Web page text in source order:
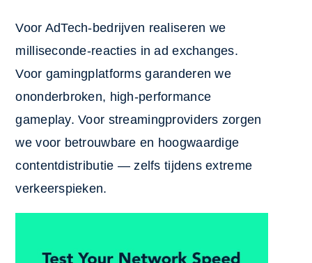
Voor AdTech-bedrijven realiseren we
milliseconde-reacties in ad exchanges.
Voor gamingplatforms garanderen we
ononderbroken, high-performance
gameplay. Voor streamingproviders zorgen
we voor betrouwbare en hoogwaardige
contentdistributie — zelfs tijdens extreme
verkeerspieken.